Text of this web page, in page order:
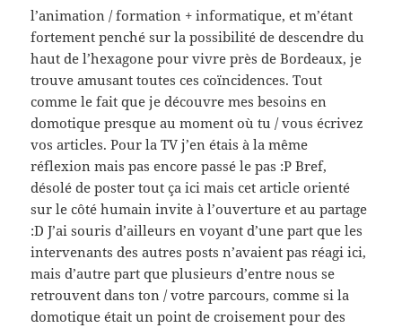
l’animation / formation + informatique, et m’étant
fortement penché sur la possibilité de descendre du
haut de l’hexagone pour vivre près de Bordeaux, je
trouve amusant toutes ces coïncidences. Tout
comme le fait que je découvre mes besoins en
domotique presque au moment où tu / vous écrivez
vos articles. Pour la TV j’en étais à la même
réflexion mais pas encore passé le pas :P Bref,
désolé de poster tout ça ici mais cet article orienté
sur le côté humain invite à l’ouverture et au partage
:D J’ai souris d’ailleurs en voyant d’une part que les
intervenants des autres posts n’avaient pas réagi ici,
mais d’autre part que plusieurs d’entre nous se
retrouvent dans ton / votre parcours, comme si la
domotique était un point de croisement pour des